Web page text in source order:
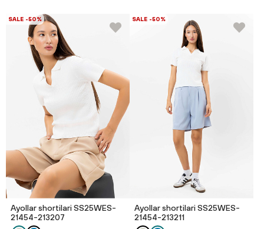
SALE -50%
Ayollar shortilari SS25WES-
21454-213207
SALE -50%
Ayollar shortilari SS25WES-
21454-213211